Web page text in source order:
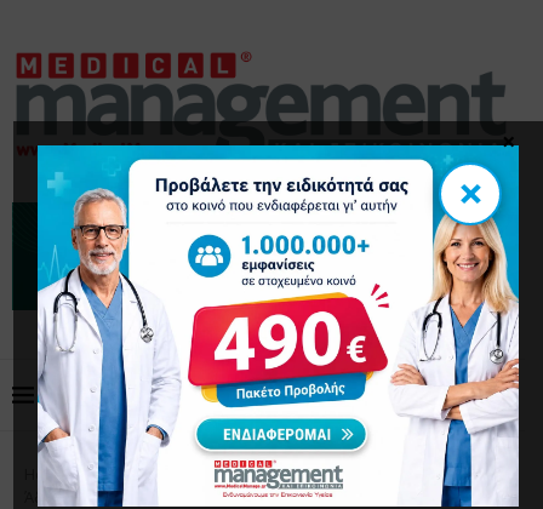
Home Επικαιρότητα
Νοσοκομειακοί γιατροί VS
Άδωνι Γεωργιάδη για την viral παιδίατρο στη Σάμο
×
×